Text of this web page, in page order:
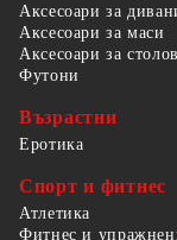
Аксесоари за
Аксесоари за маси
Аксесоари за
Футони
Възрастни
Еротика
Спорт и фитнес
Атлетика
Фитнес и